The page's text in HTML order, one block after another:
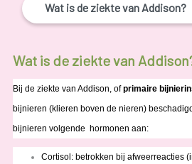
Wat is de ziekte van Addison?
Wat is de ziekte van
Bij de ziekte van Addison, ofprimaire
bijnieren (klieren boven de nieren)
bijnieren volgende hormonen aan:
Cortisol: betrokken bij afweerreacties